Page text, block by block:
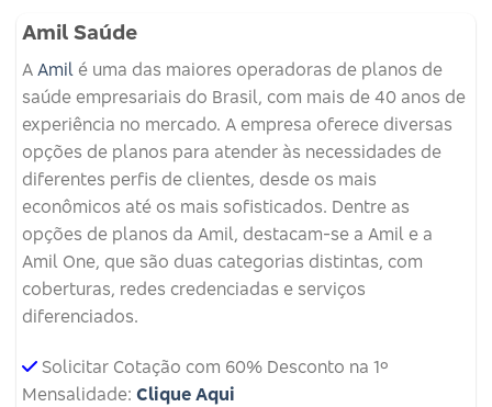
Amil Saúde
A Amil é uma das maiores operadoras de planos de
saúde empresariais do Brasil, com mais de 40 anos de
experiência no mercado. A empresa oferece diversas
opções de planos para atender às necessidades de
diferentes perfis de clientes, desde os mais
econômicos até os mais sofisticados. Dentre as
opções de planos da Amil, destacam-se a Amil e a
Amil One, que são duas categorias distintas, com
coberturas, redes credenciadas e serviços
diferenciados.
Solicitar Cotação com 60% Desconto na 1º
Mensalidade: Clique Aqui